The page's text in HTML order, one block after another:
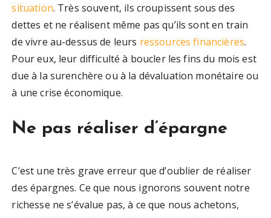
situation. Très souvent, ils croupissent sous des
dettes et ne réalisent même pas qu’ils sont en train
de vivre au-dessus de leurs ressources financières.
Pour eux, leur difficulté à boucler les fins du mois est
due à la surenchère ou à la dévaluation monétaire ou
à une crise économique.
Ne pas réaliser d’épargne
C’est une très grave erreur que d’oublier de réaliser
des épargnes. Ce que nous ignorons souvent notre
richesse ne s’évalue pas, à ce que nous achetons,